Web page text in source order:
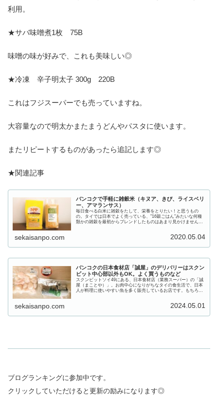
利用。
★サバ味噌煮1枚 75B
味噌の味が好みで、これも美味しい◎
★冷凍 辛子明太子 300g 220B
これはフジスーパーでも売っていますね。
大容量なので明太かまたまうどんやパスタに使います。
またリピートするものがあったら追記します◎
★関連記事
バンコクで手軽に雑穀米（キヌア、きび、ライスベリ
ー、アマランサス）
毎日食べる白米に雑穀をたして、栄養をとりたい！と思うもの
の。タイでは日本でよく売っている、"16穀ごはん"みたいな何種
類かの雑穀を最初からブレンドしたものはあまり見かけません。
sekaisanpo.com 2020.05.04
バンコクの日本食材店「誠屋」のデリバリーはスクン
ビット中心部以外もOK。よく買うものなど
スクンビットソイ49にある、日本食材店（業務スーパー）の「誠
屋（まことや）」。お肉中心になりがちなタイの食生活で、日本
人が料理に使いやすい魚を多く販売しているお店です。もちろん
sekaisanpo.com 2024.05.01
ブログランキングに参加中です。
クリックしていただけると更新の励みになります◎